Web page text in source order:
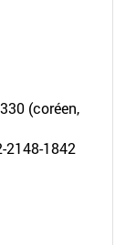
(coréen,
2148-1842